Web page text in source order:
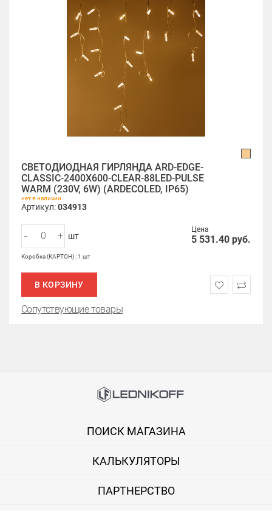
СВЕТОДИОДНАЯ ГИРЛЯНДА ARD-EDGE-
CLASSIC-2400X600-CLEAR-88LED-PULSE
WARM (230V, 6W) (ARDECOLED, IP65)
нет в наличии
Артикул:034913
Цена
5 531.40 руб.
- + шт
Коробка (КАРТОН) : 1 шт
В КОРЗИНУ
Сопутствующие товары
ПОИСК МАГАЗИНА
КАЛЬКУЛЯТОРЫ
ПАРТНЕРСТВО